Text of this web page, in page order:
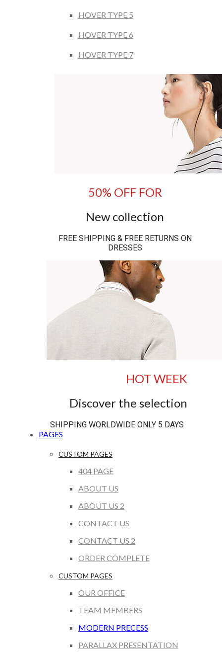
HOVER TYPE 5
HOVER TYPE 6
HOVER TYPE 7
50% OFF FOR
New collection
FREE SHIPPING & FREE RETURNS ON
DRESSES
HOT WEEK
Discover the selection
SHIPPING WORLDWIDE ONLY 5 DAYS
PAGES
CUSTOM PAGES
404 PAGE
ABOUT US
ABOUT US 2
CONTACT US
CONTACT US 2
ORDER COMPLETE
CUSTOM PAGES
OUR OFFICE
TEAM MEMBERS
MODERN PRECESS
PARALLAX PRESENTATION